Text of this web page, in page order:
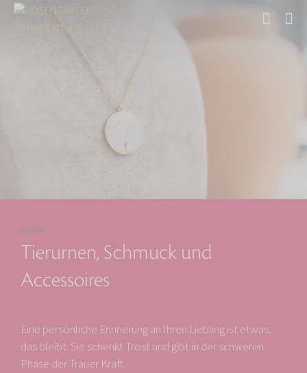
SHOP
Tierurnen, Schmuck und
Accessoires
Eine persönliche Erinnerung an Ihren Liebling ist etwas,
das bleibt. Sie schenkt Trost und gibt in der schweren
Phase der Trauer Kraft.